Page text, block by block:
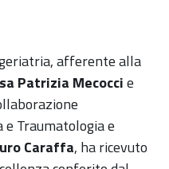
afferente alla
Patrizia Mecoccie
Traumatologia e
Caraffa, ha ricevuto